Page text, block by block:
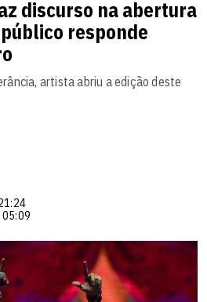
discurso na abertura
responde
artista abriu a edição deste